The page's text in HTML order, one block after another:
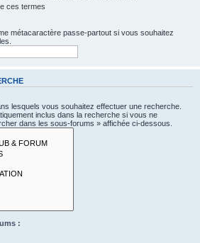
ces termes
métacaractère passe-partout si vous souhaitez
lesquels vous souhaitez effectuer une recherche.
inclus dans la recherche si vous ne
dans les sous-forums » affichée ci-dessous.
: